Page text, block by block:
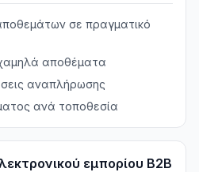
σε πραγματικό
χαμηλά αποθέματα
αναπλήρωσης
ανά τοποθεσία
εμπορίου B2B